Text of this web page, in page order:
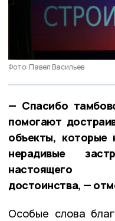
Фото: Павел Васильев
— Спасибо
помогают
объекты, которые
нерадивые
настоящего
достоинства, —
Особые слова